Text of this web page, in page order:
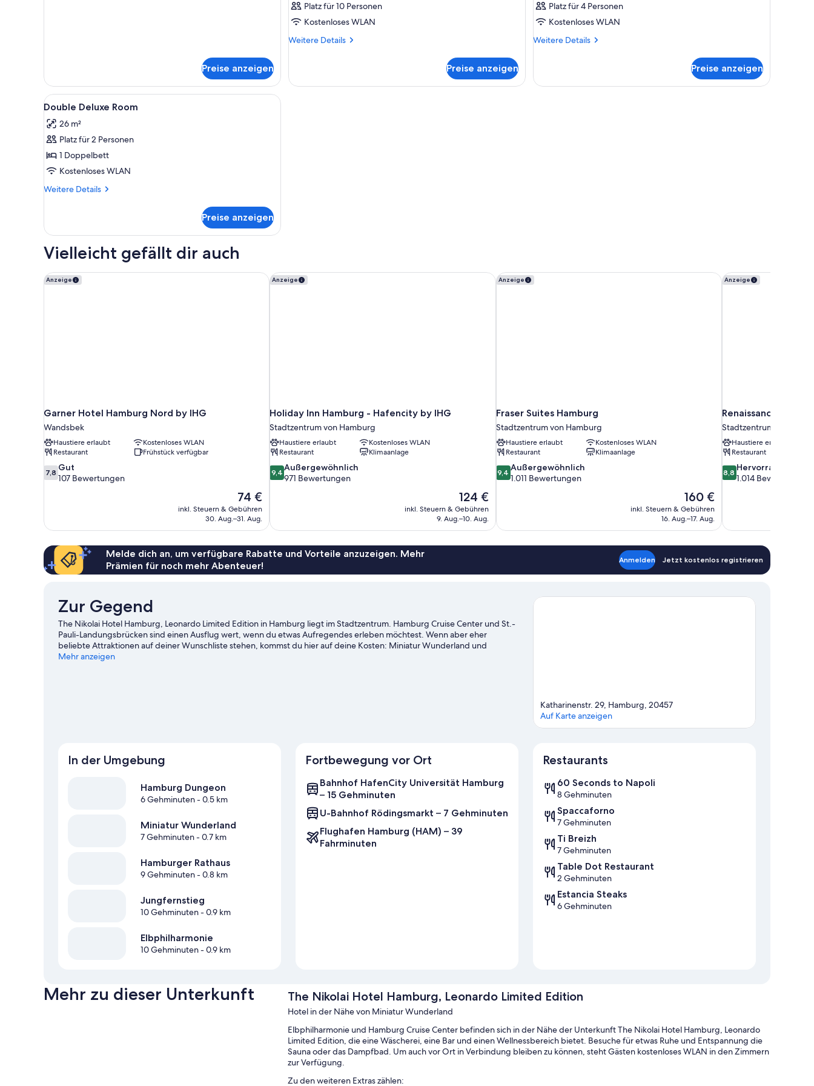
Preise anzeigen
Platz für 10 Personen
Kostenloses WLAN
Weitere Details
Weitere
Preise anzeigen
Platz für 4 Personen
Kostenloses WLAN
Weitere Details
Weitere
Preise anzeigen
Alle
Fotos
für
Double
Deluxe
Room
anzeigen
Hochwertige Bettwaren, Zimmersafe, Schreibtisch, Verdunkelungsvorhänge
4
Double Deluxe Room
26 m²
Platz für 2 Personen
1 Doppelbett
Kostenloses WLAN
Weitere Details
Weitere
Deluxe
Preise anzeigen
Vielleicht gefällt dir auch
Anzeige
Garner Hotel Hamburg Nord by IHG
Wandsbek
Haustiere erlaubt
Kostenloses WLAN
Restaurant
Frühstück verfügbar
7.8
von
Bewertungen
7,8 Gut
107 Bewertungen
Der
Preis
beträgt
74 €
inkl. Steuern & Gebühren
30. Aug.–31. Aug.
Garner Hotel Hamburg Nord by IHG Anzeige
Holiday Inn Hamburg - Hafencity by IHG
Stadtzentrum von Hamburg
Haustiere erlaubt
Kostenloses WLAN
Restaurant
Klimaanlage
9.4
von
Bewertungen
9,4 Außergewöhnlich
971 Bewertungen
Der
Preis
beträgt
124 €
inkl. Steuern & Gebühren
9. Aug.–10. Aug.
Holiday Inn Hamburg - Hafencity by IHG Anzeige
Fraser Suites Hamburg
Stadtzentrum von Hamburg
Haustiere erlaubt
Kostenloses WLAN
Restaurant
Klimaanlage
9.4
von
Bewertungen
9,4 Außergewöhnlich
1.011 Bewertungen
Der
Preis
beträgt
160 €
inkl. Steuern & Gebühren
16. Aug.–17. Aug.
Fraser Suites Hamburg Anzeige
Renaissance
Stadtzentrum von
Haustiere erlaubt
Restaurant
8.8
von
Bewertungen
8,8 Hervorragend
1.014 Bewertungen
Renaissance
Melde dich an, um verfügbare Rabatte und Vorteile anzuzeigen. Mehr
Prämien für noch mehr Abenteuer!
Anmelden Jetzt kostenlos registrieren
Zur Gegend
The Nikolai Hotel Hamburg, Leonardo Limited Edition in Hamburg liegt im Stadtzentrum. Hamburg Cruise Center und St.-
Pauli-Landungsbrücken sind einen Ausflug wert, wenn du etwas Aufregendes erleben möchtest. Wenn aber eher
beliebte Attraktionen auf deiner Wunschliste stehen, kommst du hier auf deine Kosten: Miniatur Wunderland und
Tierpark Hagenbeck. Lust auf ein spannendes Event? Dann schau doch mal in den Veranstaltungskalender dieser beiden
Mehr anzeigen
Katharinenstr. 29, Hamburg, 20457
Auf Karte anzeigen
In der Umgebung
Hamburg Dungeon
6 Gehminuten- 0.5 km
Miniatur Wunderland
7 Gehminuten- 0.7 km
Hamburger Rathaus
9 Gehminuten- 0.8 km
Jungfernstieg
10 Gehminuten- 0.9 km
Elbphilharmonie
10 Gehminuten- 0.9 km
Fortbewegung vor Ort
Bahnhof HafenCity Universität Hamburg
– 15 Gehminuten
U-Bahnhof Rödingsmarkt – 7 Gehminuten
Flughafen Hamburg (HAM) – 39
Fahrminuten
Restaurants
60 Seconds to Napoli
8 Gehminuten
Spaccaforno
7 Gehminuten
Ti Breizh
7 Gehminuten
Table Dot Restaurant
2 Gehminuten
Estancia Steaks
6 Gehminuten
Mehr zu dieser Unterkunft The Nikolai Hotel Hamburg, Leonardo Limited Edition
Hotel in der Nähe von Miniatur Wunderland
Elbphilharmonie und Hamburg Cruise Center befinden sich in der Nähe der Unterkunft The Nikolai Hotel Hamburg, Leonardo
Limited Edition, die eine Wäscherei, eine Bar und einen Wellnessbereich bietet. Besuche für etwas Ruhe und Entspannung die
Sauna oder das Dampfbad. Um auch vor Ort in Verbindung bleiben zu können, steht Gästen kostenloses WLAN in den Zimmern
zur Verfügung.
Zu den weiteren Extras zählen: